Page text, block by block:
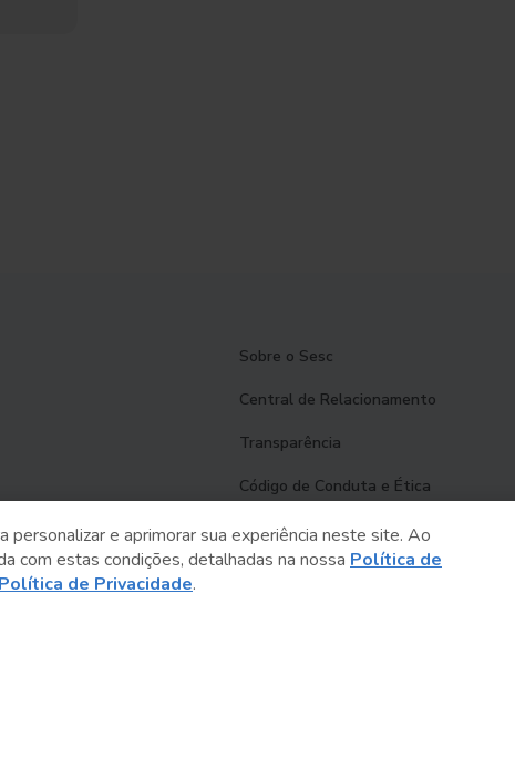
Sobre o Sesc
Central de Relacionamento
Transparência
Código de Conduta e Ética
Política de Privacidade
Política de Cookies
personalizar e aprimorar sua experiência neste site. Ao
com estas condições, detalhadas na nossa Política de
Política de Privacidade.